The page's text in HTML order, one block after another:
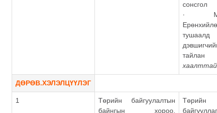
сонсгол
·
хаалттай
ДӨРӨВ.ХЭЛЭЛЦҮҮЛЭГ
1
Төрийн байгуулалтын
байнгын хороо,
Төрийн